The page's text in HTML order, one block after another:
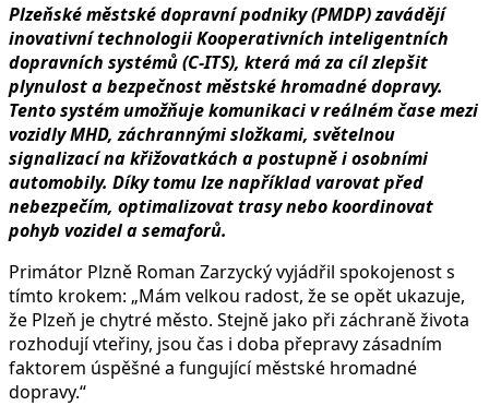
Plzeňské městské dopravní podniky (PMDP) zavádějí
inovativní technologii Kooperativních inteligentních
dopravních systémů (C-ITS), která má za cíl zlepšit
plynulost a bezpečnost městské hromadné dopravy.
Tento systém umožňuje komunikaci v reálném čase mezi
vozidly MHD, záchrannými složkami, světelnou
signalizací na křižovatkách a postupně i osobními
automobily. Díky tomu lze například varovat před
nebezpečím, optimalizovat trasy nebo koordinovat
pohyb vozidel a semaforů.
Primátor Plzně Roman Zarzycký vyjádřil spokojenost s
tímto krokem: „Mám velkou radost, že se opět ukazuje,
že Plzeň je chytré město. Stejně jako při záchraně života
rozhodují vteřiny, jsou čas i doba přepravy zásadním
faktorem úspěšné a fungující městské hromadné
dopravy.“